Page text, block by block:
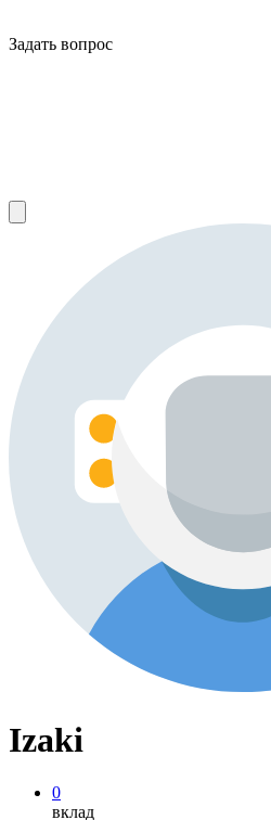
Задать вопрос
Izaki
0
вклад